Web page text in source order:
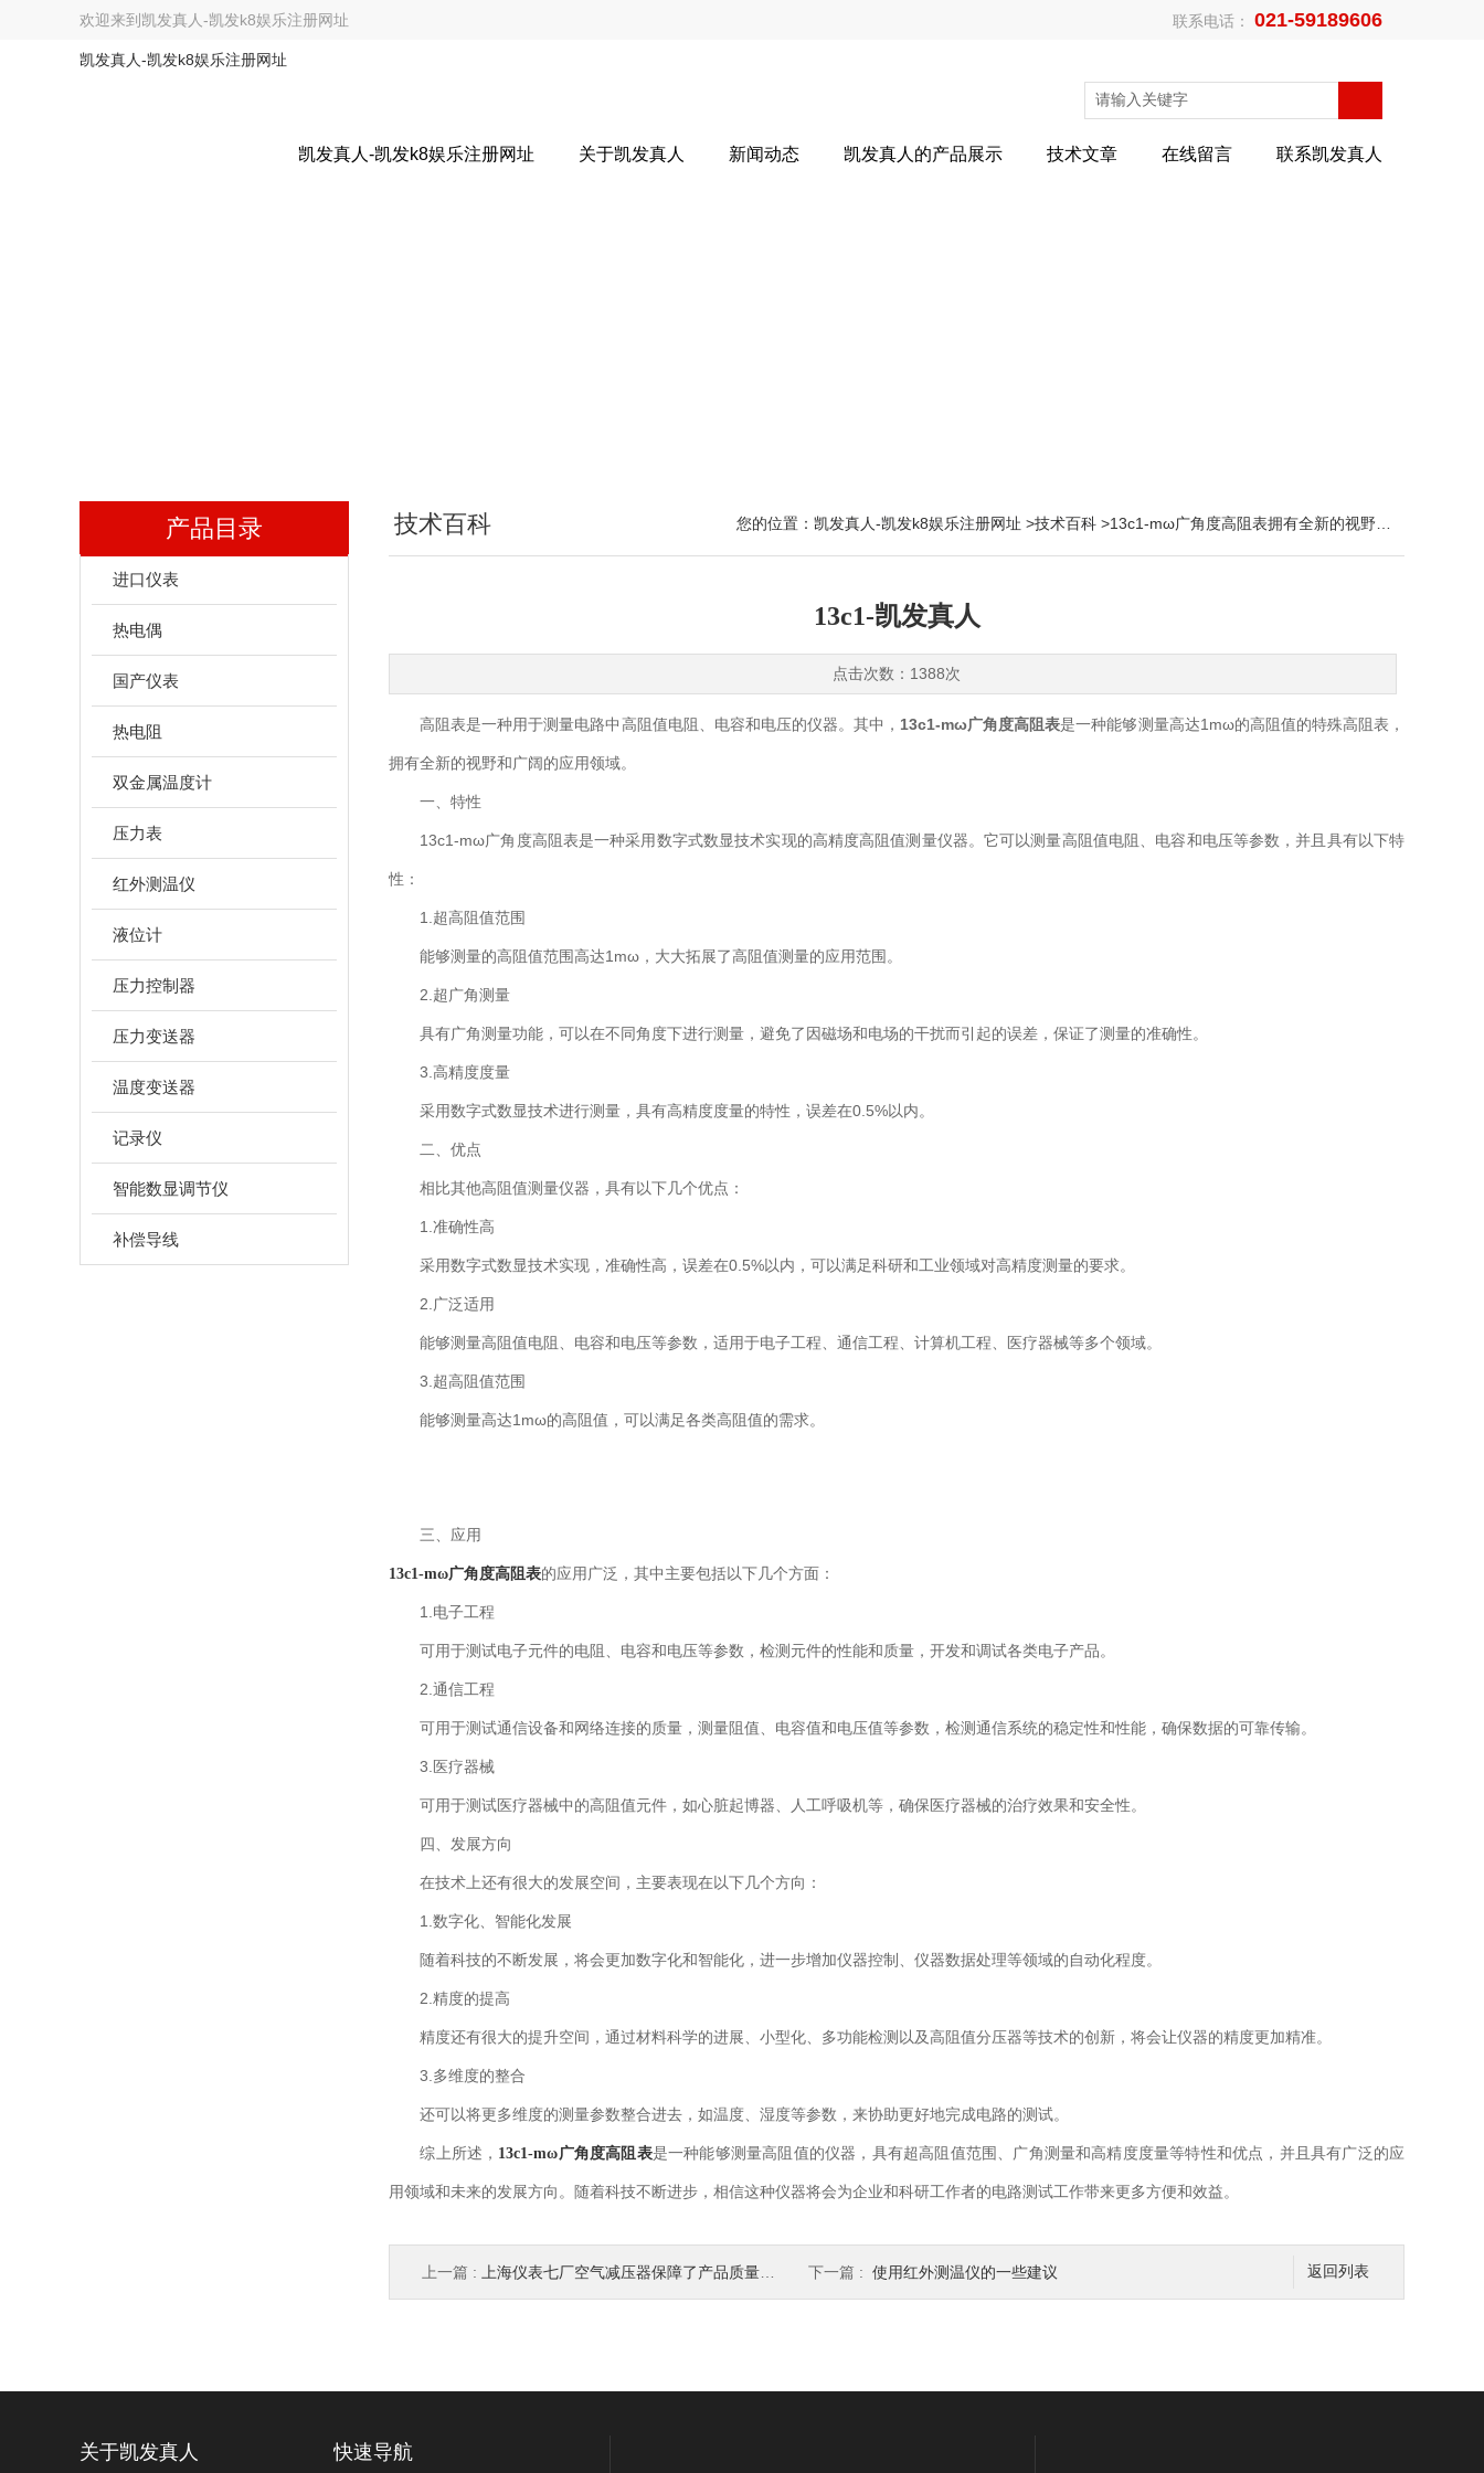
欢迎来到 凯发真人-凯发k8娱乐注册网址 联系电话： 021-59189606
凯发真人-凯发k8娱乐注册网址
凯发真人-凯发k8娱乐注册网址 关于凯发真人 新闻动态 凯发真人的产品展示 技术文章 在线留言 联系凯发真人
产品目录
进口仪表
热电偶
国产仪表
热电阻
双金属温度计
压力表
红外测温仪
液位计
压力控制器
压力变送器
温度变送器
记录仪
智能数显调节仪
补偿导线
技术百科 您的位置： 凯发真人-凯发k8娱乐注册网址 >技术百科 >13c1-mω广角度高阻表拥有全新的视野和广阔的应用领域
13c1-凯发真人
点击次数：1388次
高阻表是一种用于测量电路中高阻值电阻、电容和电压的仪器。其中， 13c1-mω广角度高阻表是一种能够测量高达1mω的高阻值的特殊高阻表，
拥有全新的视野和广阔的应用领域。
一、特性
13c1-mω广角度高阻表是一种采用数字式数显技术实现的高精度高阻值测量仪器。它可以测量高阻值电阻、电容和电压等参数，并且具有以下特
性：
1.超高阻值范围
能够测量的高阻值范围高达1mω，大大拓展了高阻值测量的应用范围。
2.超广角测量
具有广角测量功能，可以在不同角度下进行测量，避免了因磁场和电场的干扰而引起的误差，保证了测量的准确性。
3.高精度度量
采用数字式数显技术进行测量，具有高精度度量的特性，误差在0.5%以内。
二、优点
相比其他高阻值测量仪器，具有以下几个优点：
1.准确性高
采用数字式数显技术实现，准确性高，误差在0.5%以内，可以满足科研和工业领域对高精度测量的要求。
2.广泛适用
能够测量高阻值电阻、电容和电压等参数，适用于电子工程、通信工程、计算机工程、医疗器械等多个领域。
3.超高阻值范围
能够测量高达1mω的高阻值，可以满足各类高阻值的需求。
三、应用
13c1-mω广角度高阻表的应用广泛，其中主要包括以下几个方面：
1.电子工程
可用于测试电子元件的电阻、电容和电压等参数，检测元件的性能和质量，开发和调试各类电子产品。
2.通信工程
可用于测试通信设备和网络连接的质量，测量阻值、电容值和电压值等参数，检测通信系统的稳定性和性能，确保数据的可靠传输。
3.医疗器械
可用于测试医疗器械中的高阻值元件，如心脏起博器、人工呼吸机等，确保医疗器械的治疗效果和安全性。
四、发展方向
在技术上还有很大的发展空间，主要表现在以下几个方向：
1.数字化、智能化发展
随着科技的不断发展，将会更加数字化和智能化，进一步增加仪器控制、仪器数据处理等领域的自动化程度。
2.精度的提高
精度还有很大的提升空间，通过材料科学的进展、小型化、多功能检测以及高阻值分压器等技术的创新，将会让仪器的精度更加精准。
3.多维度的整合
还可以将更多维度的测量参数整合进去，如温度、湿度等参数，来协助更好地完成电路的测试。
综上所述， 13c1-mω广角度高阻表是一种能够测量高阻值的仪器，具有超高阻值范围、广角测量和高精度度量等特性和优点，并且具有广泛的应
用领域和未来的发展方向。随着科技不断进步，相信这种仪器将会为企业和科研工作者的电路测试工作带来更多方便和效益。
返回列表
上一篇 : 上海仪表七厂空气减压器保障了产品质量也保障了工人安全 下一篇 : 使用红外测温仪的一些建议
关于凯发真人 快速导航